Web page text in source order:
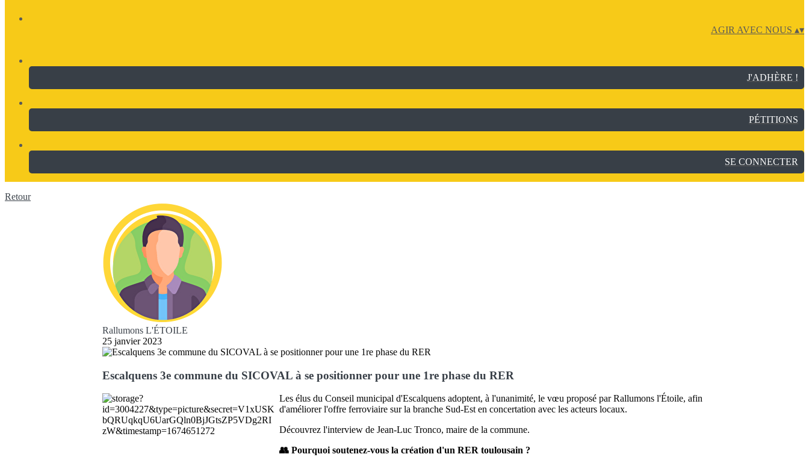
AGIR AVEC NOUS ▴▾
J'ADHÈRE !
PÉTITIONS
SE CONNECTER
Retour
Rallumons L'ÉTOILE
25 janvier 2023
Escalquens 3e commune du SICOVAL à se positionner pour une 1re phase du RER
Les élus du Conseil municipal d'Escalquens adoptent, à l'unanimité, le vœu proposé par Rallumons l'Étoile, afin
d'améliorer l'offre ferroviaire sur la branche Sud-Est en concertation avec les acteurs locaux.
Découvrez l'interview de Jean-Luc Tronco, maire de la commune.
👥 Pourquoi soutenez-vous la création d'un RER toulousain ?